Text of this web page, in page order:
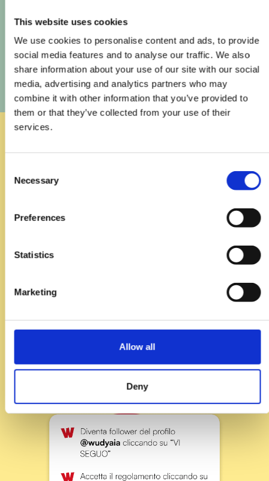
This website uses cookies
We use cookies to personalise content and ads, to provide
social media features and to analyse our traffic. We also
share information about your use of our site with our social
media, advertising and analytics partners who may
combine it with other information that you’ve provided to
them or that they’ve collected from your use of their
services.
Selection
Necessary
Preferences
Statistics
Marketing
Allow all
Deny
completa la tua